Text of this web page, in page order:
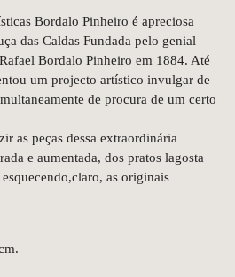
Bordalo Pinheiro é apreciosa
das Caldas Fundada pelo genial
Bordalo Pinheiro em 1884. Até
um projecto artístico invulgar de
de procura de um certo
as peças dessa extraordinária
e aumentada, dos pratos lagosta
as originais